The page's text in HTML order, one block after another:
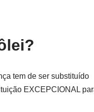
tem de ser substituído
EXCEPCIONAL